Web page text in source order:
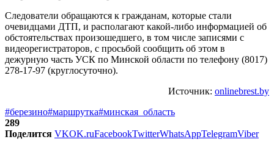
Следователи обращаются к гражданам, которые стали
очевидцами ДТП, и располагают какой-либо информацией об
обстоятельствах произошедшего, в том числе записями с
видеорегистраторов, с просьбой сообщить об этом в
дежурную часть УСК по Минской области по телефону (8017)
278-17-97 (круглосуточно).
Источник: onlinebrest.by
#березино#маршрутка#минская_область
289
Поделится VKOK.ruFacebookTwitterWhatsAppTelegramViber